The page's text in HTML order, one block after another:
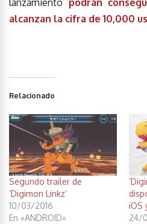
lanzamiento podrán
alcanzan la cifra de 10,000
Relacionado
Segundo trailer de
‘Digimon Linkz’
10/03/2016
En «ANDROID»
iOS
24/